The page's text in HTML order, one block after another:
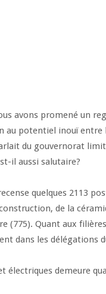
avons promené un
au potentiel inouï
du gouvernorat
il aussi salutaire?
quelques 2113
de la
(775). Quant aux
dans les délégations
électriques demeure